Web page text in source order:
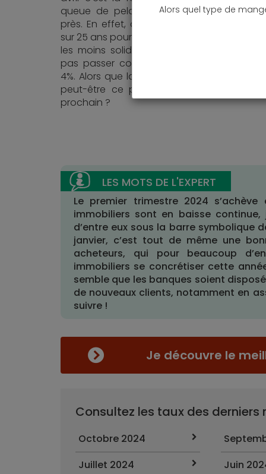
queue de peloton, en y regardant de
près. En effet, avec un taux d’emprunt à
sur 25 ans pour les emprunteurs aux
les moins solides, c’est la seule région à
pas passer complètement sous le seuil
4%. Alors que la baisse semble se
peut-être ce palier sera-t-il atteint le
prochain ?
Le premier trimestre 2024
immobiliers sont en baisse
d’entre eux sous la barre symbolique
janvier, c’est tout de même une
acheteurs, qui pour beaucoup
immobiliers se concrétiser cette
semble que les banques soient
de nouveaux clients, notamment en
suivre !
Je découvre le
Consultez les taux des derniers
Octobre 2024
Juillet 2024
Juin
Alors quel type de